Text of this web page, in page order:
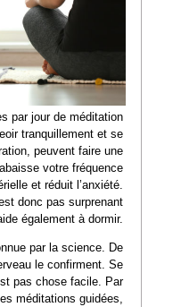
par jour de méditation
tranquillement et se
peuvent faire une
votre fréquence
et réduit l’anxiété.
donc pas surprenant
également à dormir.
par la science. De
le confirment. Se
pas chose facile. Par
méditations guidées,